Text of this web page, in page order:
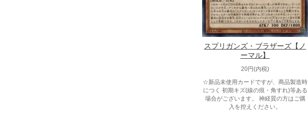
スプリガンズ・ブラザーズ【ノ
ーマル】
20円(内税)
☆新品未使用カードですが、商品製造時
につく 初期キズ(線の痕・角すれ)等ある
場合がございます。 神経質の方はご購
入を控えください。